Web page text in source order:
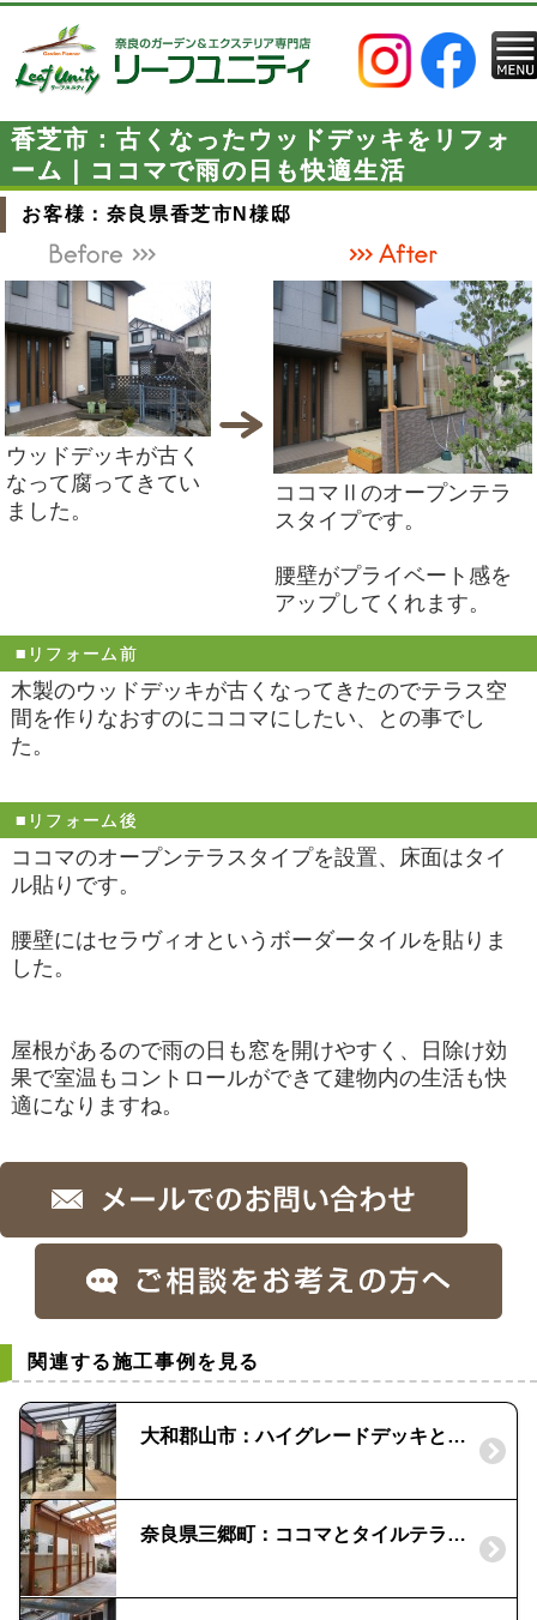
香芝市：古くなったウッドデッキをリフォ
ーム｜ココマで雨の日も快適生活
お客様：奈良県香芝市N様邸
ウッドデッキが古く
なって腐ってきてい
ました。
ココマⅡのオープンテラ
スタイプです。
腰壁がプライベート感を
アップしてくれます。
■リフォーム前
木製のウッドデッキが古くなってきたのでテラス空
間を作りなおすのにココマにしたい、との事でし
た。
■リフォーム後
ココマのオープンテラスタイプを設置、床面はタイ
ル貼りです。
腰壁にはセラヴィオというボーダータイルを貼りま
した。
屋根があるので雨の日も窓を開けやすく、日除け効
果で室温もコントロールができて建物内の生活も快
適になりますね。
関連する施工事例を見る
大和郡山市：ハイグレードデッキと出幅違いのテラスで快適空間
奈良県三郷町：ココマとタイルテラスでリゾート空間を｜ロールスクリーンで プライベート感もアップ